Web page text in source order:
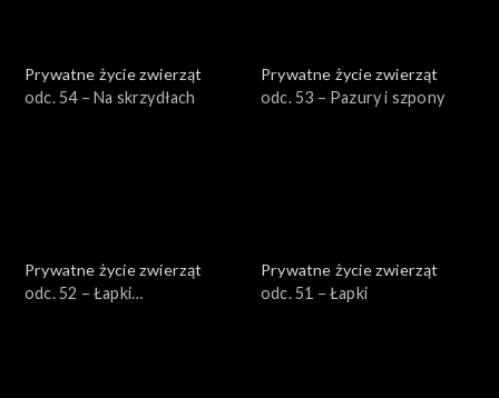
Prywatne życie zwierząt
odc. 54 – Na skrzydłach
Prywatne życie zwierząt
odc. 53 – Pazury i szpony
Prywatne życie zwierząt
odc. 52 – Łapki
Prywatne życie zwierząt
odc. 51 – Łapki